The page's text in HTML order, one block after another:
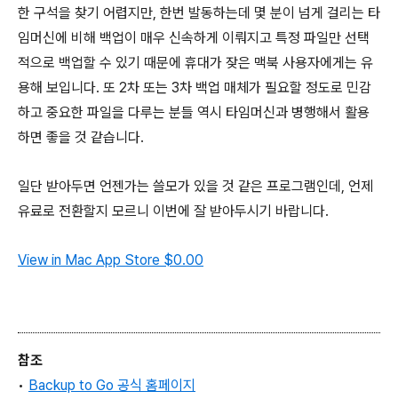
한 구석을 찾기 어렵지만, 한번 발동하는데 몇 분이 넘게 걸리는 타
임머신에 비해 백업이 매우 신속하게 이뤄지고 특정 파일만 선택
적으로 백업할 수 있기 때문에 휴대가 잦은 맥북 사용자에게는 유
용해 보입니다. 또 2차 또는 3차 백업 매체가 필요할 정도로 민감
하고 중요한 파일을 다루는 분들 역시 타임머신과 병행해서 활용
하면 좋을 것 같습니다.
일단 받아두면 언젠가는 쓸모가 있을 것 같은 프로그램인데, 언제
유료로 전환할지 모르니 이번에 잘 받아두시기 바랍니다.
View in Mac App Store $0.00
참조
• Backup to Go 공식 홈페이지